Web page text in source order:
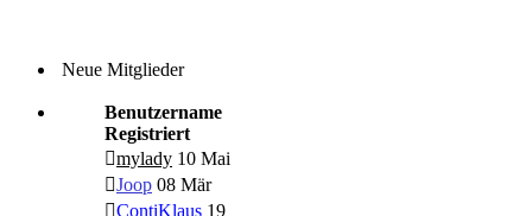
Neue Mitglieder
Benutzername
Registriert
mylady 10 Mai
Joop 08 Mär
ContiKlaus 19